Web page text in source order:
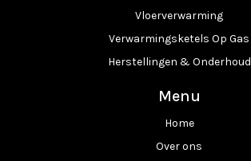
Vloerverwarming
Verwarmingsketels Op Gas
Herstellingen & Onderhoud
Menu
Home
Over ons